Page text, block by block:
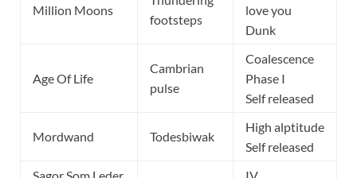
Million Moons
footsteps
love you
Dunk
Age Of Life
Cambrian
pulse
Coalescence
Phase I
Self released
Mordwand Todesbiwak
High alptitude
Self released